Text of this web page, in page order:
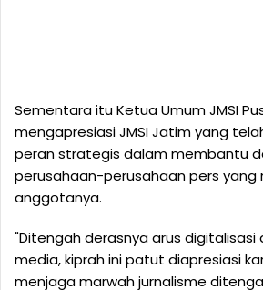
Sementara itu Ketua Umum JMSI
mengapresiasi JMSI Jatim yang
peran strategis dalam membantu
perusahaan-perusahaan pers yang
anggotanya.
"Ditengah derasnya arus digitalisasi
media, kiprah ini patut diapresiasi
menjaga marwah jurnalisme